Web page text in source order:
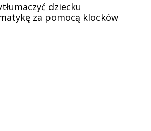
dziecku
za pomocą klocków